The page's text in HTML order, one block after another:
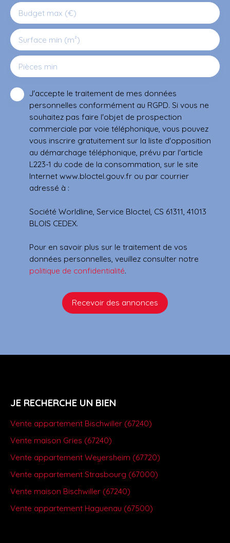
Budget max (€)
Surface min (m²)
Pièces min
J'accepte le traitement de mes données
personnelles conformément au RGPD. Si vous ne
souhaitez pas faire l'objet de prospection
commerciale par voie téléphonique, vous pouvez
vous inscrire gratuitement sur la liste d'opposition
au démarchage téléphonique, prévu par l'article
L223-1 du code de la consommation, sur le site
Internet www.bloctel.gouv.fr ou par courrier
adressé à :
Société Worldline, Service Bloctel, CS 61311, 41013
BLOIS CEDEX.
Pour en savoir plus sur le traitement de vos
données personnelles, veuillez consulter notre
politique de confidentialité.
Recevoir des annonces
JE RECHERCHE UN BIEN
Vente appartement Bischwiller (67240)
Vente maison Gries (67240)
Vente appartement Weyersheim (67720)
Vente appartement Strasbourg (67000)
Vente maison Bischwiller (67240)
Vente appartement Haguenau (67500)